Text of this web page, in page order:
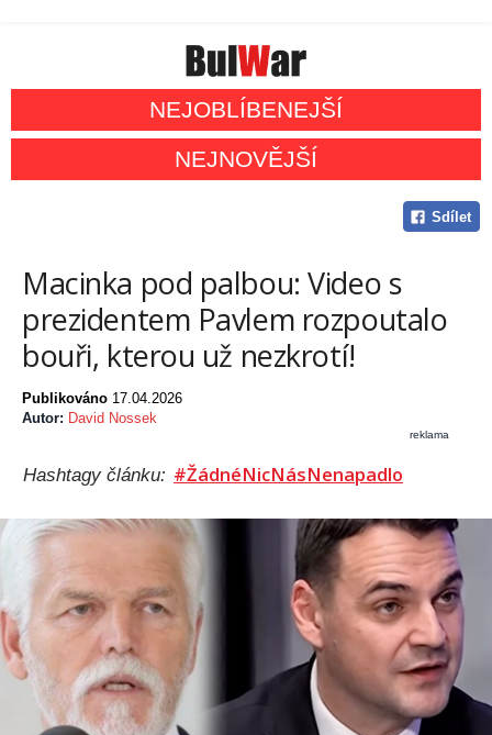
NEJOBLÍBENEJŠÍ
NEJNOVĚJŠÍ
Sdílet
Macinka pod palbou: Video s
prezidentem Pavlem rozpoutalo
bouři, kterou už nezkrotí!
Publikováno 17.04.2026
Autor: David Nossek
reklama
Hashtagy článku: #ŽádnéNicNásNenapadlo